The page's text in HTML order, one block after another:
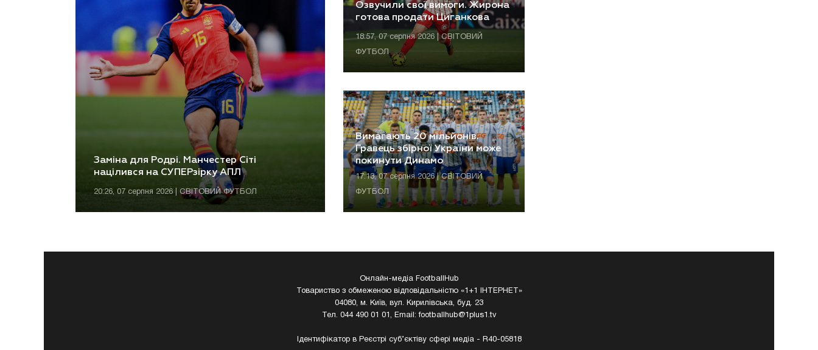
Заміна для Родрі. Манчестер Сіті
націлився на СУПЕРзірку АПЛ
20:26, 07 серпня 2026 | СВІТОВИЙ ФУТБОЛ
Озвучили свої вимоги. Жирона
готова продати Циганкова
18:57, 07 серпня 2026 | СВІТОВИЙ
ФУТБОЛ
Вимагають 20 мільйонів.
Гравець збірної України може
покинути Динамо
17:13, 07 серпня 2026 | СВІТОВИЙ
ФУТБОЛ
Онлайн-медіа FootballHub
Товариство з обмеженою відповідальністю «1+1 ІНТЕРНЕТ»
04080, м. Київ, вул. Кирилівська, буд. 23
Тел. 044 490 01 01, Email:footballhub@1plus1.tv
Ідентифікатор в Реєстрі суб’єктіву сфері медіа - R40-05818